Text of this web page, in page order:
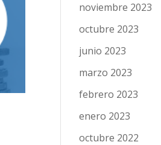
noviembre 2023
octubre 2023
junio 2023
marzo 2023
febrero 2023
enero 2023
octubre 2022